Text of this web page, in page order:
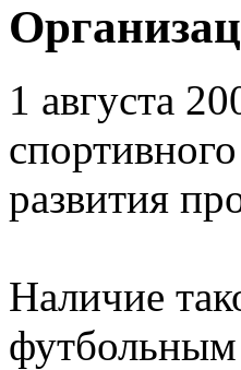
1 августа
развития
Наличие
футбольным